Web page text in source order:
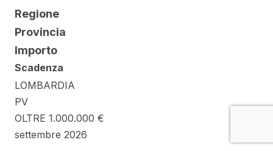
Regione
Provincia
Importo
Scadenza
LOMBARDIA
PV
OLTRE 1.000.000 €
settembre 2026